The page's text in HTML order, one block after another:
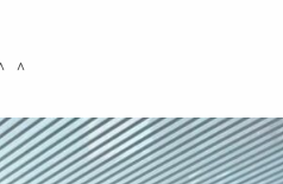
＾